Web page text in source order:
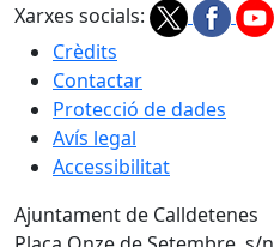
Xarxes socials:
Crèdits
Contactar
Protecció de dades
Avís legal
Accessibilitat
Ajuntament de Calldetenes